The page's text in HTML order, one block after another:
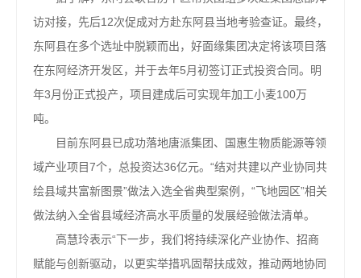
访对接，先后12次促成对方赴东阿县当地考验查证。最终，
东阿县在多个选址中脱颖而出，好面缘集团决定将该项目落
在东阿经济开发区，并于去年5月初签订正式投资合同。明
年3月份正式投产，项目建成后可实现年加工小麦100万
吨。
目前东阿县已成功落地唐派集团、国惠生物质能源等领
域产业项目7个，总投资达36亿元。“结对共建以产业协同共
绘县域共富新图景”做法入选全省典型案例，“飞地园区”相关
做法纳入全省县域经济高水平质量的发展经验做法清单。
高慧玲表示“下一步，我们将持续深化产业协作、招商
赋能与创新驱动，以更实举措巩固帮扶成效，推动两地协同